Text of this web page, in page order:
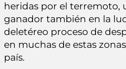
heridas por el terremoto,
ganador también en la
deletéreo proceso de
en muchas de estas
país.